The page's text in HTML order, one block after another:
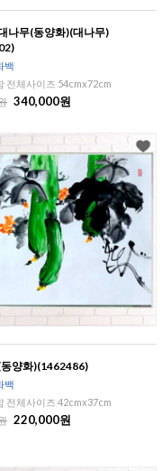
나무(동양화)(대나무)
백
전체사이즈 54cmx72cm
340,000원
동양화)(1462486)
백
전체사이즈 42cmx37cm
220,000원